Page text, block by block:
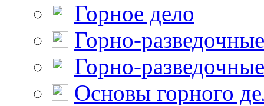
Горное дело
Горно-
Горно-
Основы горного